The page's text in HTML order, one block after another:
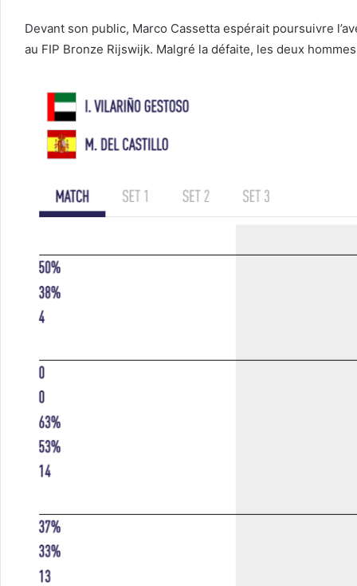
Devant son public, Marco Cassetta espérait poursuivre
au FIP Bronze Rijswijk. Malgré la défaite, les deux